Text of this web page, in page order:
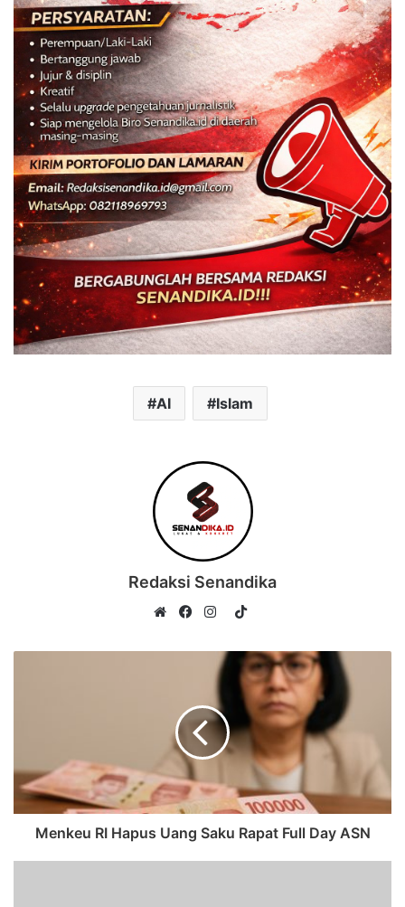
AI Islam
Redaksi Senandika
TikTok
Menkeu RI Hapus Uang Saku Rapat Full Day ASN